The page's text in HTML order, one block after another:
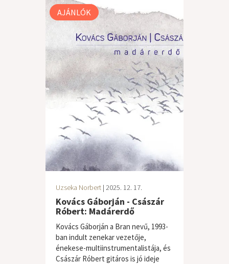
AJÁNLÓK
Uzseka Norbert | 2025. 12. 17.
Kovács Gáborján - Császár
Róbert: Madárerdő
Kovács Gáborján a Bran nevű, 1993-
ban indult zenekar vezetője,
énekese-multiinstrumentalistája, és
Császár Róbert gitáros is jó ideje